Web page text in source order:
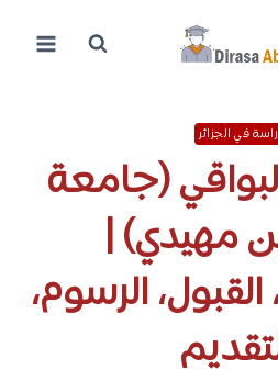
في الجزائر
(جامعة
مهيدي) |
الرسوم،